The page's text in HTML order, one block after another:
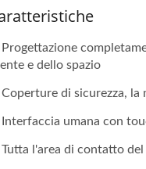
Progettazione
e dello spazio
Coperture di sicurezza, la
Interfaccia umana con
Tutta l'area di contatto